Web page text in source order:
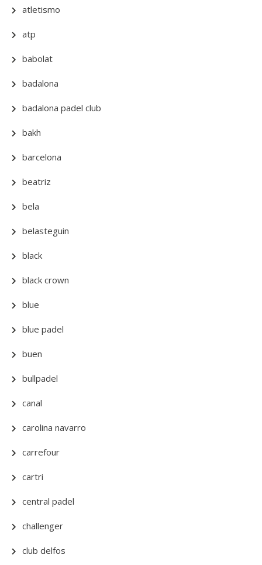
atletismo
atp
babolat
badalona
badalona padel club
bakh
barcelona
beatriz
bela
belasteguin
black
black crown
blue
blue padel
buen
bullpadel
canal
carolina navarro
carrefour
cartri
central padel
challenger
club delfos